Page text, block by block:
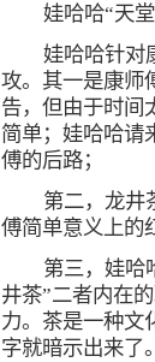
娃哈哈“天
娃哈哈针对
攻。其一是康师
告，但由于时间
简单；娃哈哈请
傅的后路；
第二，龙井
傅简单意义上的
第三，娃哈
井茶”二者内在
力。茶是一种文
字就暗示出来了。